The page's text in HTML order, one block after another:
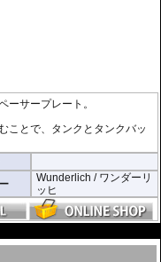
ーサープレート。
ことで、タンクとタンクバッ
Wunderlich / ワンダーリ
ッヒ